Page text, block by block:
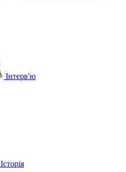
Інтерв'ю
Історія